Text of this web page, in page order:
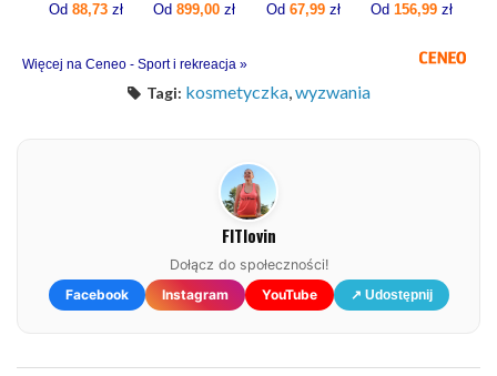
Od 88,73zł
Od 899,00 zł
Od 67,99zł
Od 156,99 zł
Więcej na Ceneo - Sport i rekreacja »
Tagi: kosmetyczka,wyzwania
FITlovin
Dołącz do społeczności!
Facebook
Instagram YouTube ↗ Udostępnij